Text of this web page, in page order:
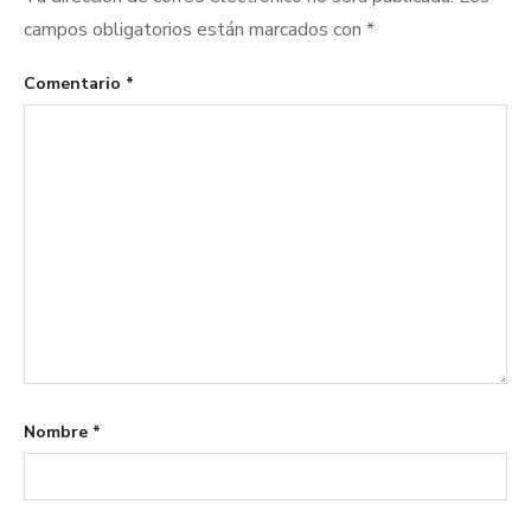
campos obligatorios están marcados con *
Comentario *
Nombre *